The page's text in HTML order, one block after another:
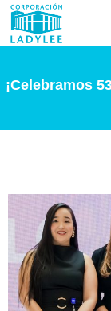
¡Celebramos